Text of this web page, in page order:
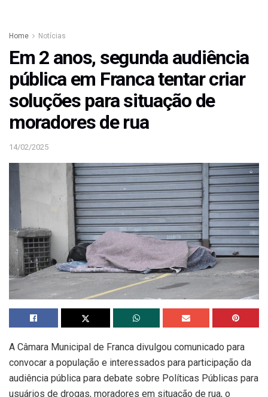
Home Notícias
Em 2 anos, segunda audiência
pública em Franca tentar criar
soluções para situação de
moradores de rua
14/02/2025
A Câmara Municipal de Franca divulgou comunicado para
convocar a população e interessados para participação da
audiência pública para debate sobre Políticas Públicas para
usuários de drogas, moradores em situação de rua, o